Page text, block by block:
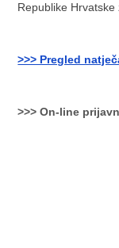
Republike Hrvatske
>>> Pregled
>>> On-line